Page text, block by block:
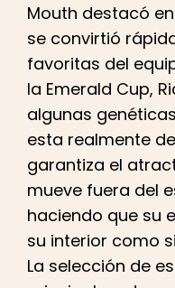
Mouth destacó
se convirtió
favoritas del
la Emerald Cup,
algunas
esta realmente
garantiza el
mueve fuera del
haciendo que su
su interior como
La selección de